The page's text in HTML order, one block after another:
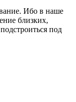
Ибо в наше
близких,
под